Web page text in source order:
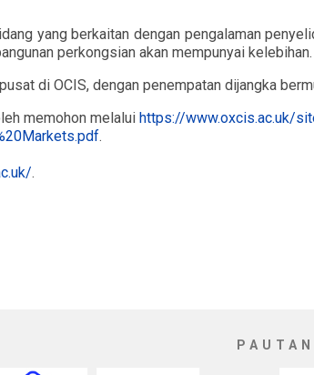
yang berkaitan dengan pengalaman
perkongsian akan mempunyai kelebihan.
di OCIS, dengan penempatan dijangka
memohon melalui https://www.oxcis.ac.uk/
.
.